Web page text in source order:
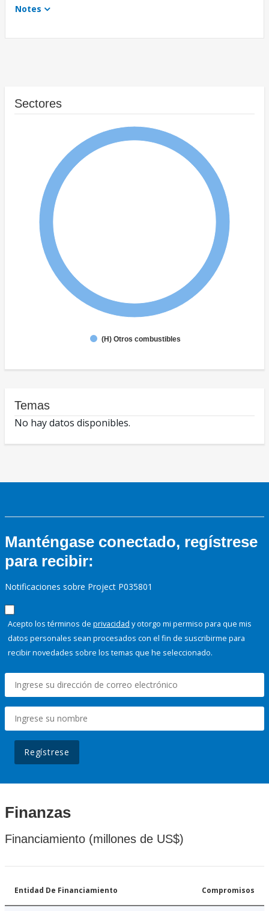
Notes
Sectores
(H) Otros combustibles
Temas
No hay datos disponibles.
Manténgase conectado, regístrese
para recibir:
Notificaciones sobre Project P035801
Acepto los términos de privacidad y otorgo mi permiso para que mis
datos personales sean procesados con el fin de suscribirme para
recibir novedades sobre los temas que he seleccionado.
Regístrese
Finanzas
Financiamiento (millones de US$)
Entidad De Financiamiento Compromisos